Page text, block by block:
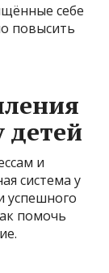
себе
повысить
детей
и
система у
успешного
помочь